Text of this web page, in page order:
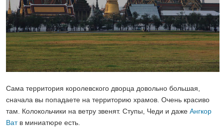
Сама территория королевского дворца довольно большая,
сначала вы попадаете на территорию храмов. Очень красиво
там. Колокольчики на ветру звенят. Ступы, Чеди и даже Ангкор
Ватв миниатюре есть.